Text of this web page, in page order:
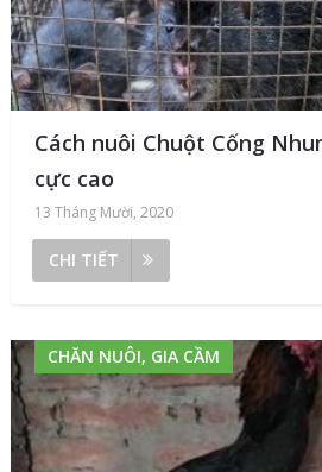
Cách nuôi Chuột Cống
cực cao
13 Tháng Mười, 2020
CHI TIẾT
CHĂN NUÔI, GIA CẦM